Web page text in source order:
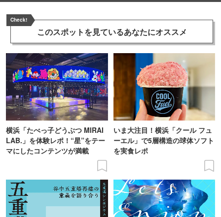
Check!
このスポットを見ているあなたにオススメ
横浜「たべっ子どうぶつ MIRAI
LAB.」を体験レポ！“星”をテー
マにしたコンテンツが満載
いま大注目！横浜「クール フュ
ーエル」で5層構造の球体ソフト
を実食レポ